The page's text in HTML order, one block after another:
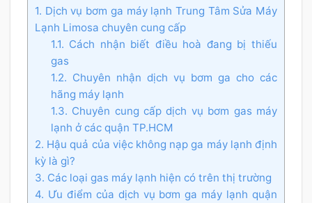
1. Dịch vụ bơm ga máy lạnh Trung Tâm Sửa Máy
Lạnh Limosa chuyên cung cấp
1.1. Cách nhận biết điều hoà đang bị thiếu
gas
1.2. Chuyên nhận dịch vụ bơm ga cho các
hãng máy lạnh
1.3. Chuyên cung cấp dịch vụ bơm gas máy
lạnh ở các quận TP.HCM
2. Hậu quả của việc không nạp ga máy lạnh định
kỳ là gì?
3. Các loại gas máy lạnh hiện có trên thị trường
4. Ưu điểm của dịch vụ bơm ga máy lạnh quận